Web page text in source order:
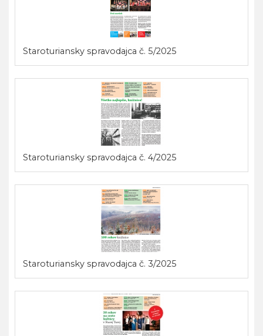
Staroturiansky spravodajca č. 5/2025
Staroturiansky spravodajca č. 4/2025
Staroturiansky spravodajca č. 3/2025